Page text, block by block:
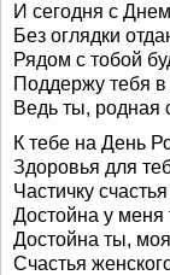
И сегодня с
Без оглядки
Рядом с тобой
Поддержу тебя
Ведь ты, родная
К тебе на День
Здоровья для
Частичку
Достойна у
Достойна ты,
Счастья